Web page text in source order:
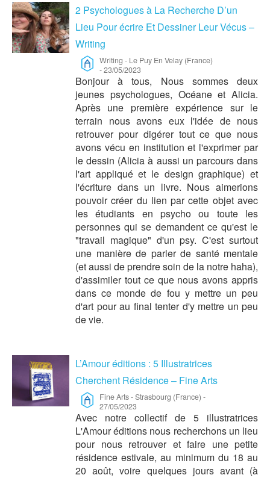
2 Psychologues à La Recherche D’un
Lieu Pour écrire Et Dessiner Leur Vécus –
Writing
Writing - Le Puy En Velay (France)
-23/05/2023
Bonjour à tous, Nous sommes deux
jeunes psychologues, Océane et Alicia.
Après une première expérience sur le
terrain nous avons eux l'idée de nous
retrouver pour digérer tout ce que nous
avons vécu en institution et l'exprimer par
le dessin (Alicia à aussi un parcours dans
l'art appliqué et le design graphique) et
l'écriture dans un livre. Nous aimerions
pouvoir créer du lien par cette objet avec
les étudiants en psycho ou toute les
personnes qui se demandent ce qu'est le
"travail magique" d'un psy. C'est surtout
une manière de parler de santé mentale
(et aussi de prendre soin de la notre haha),
d'assimiler tout ce que nous avons appris
dans ce monde de fou y mettre un peu
d'art pour au final tenter d'y mettre un peu
de vie.
L’Amour éditions : 5 Illustratrices
Cherchent Résidence – Fine Arts
Fine Arts-Strasbourg (France) -
27/05/2023
Avec notre collectif de 5 illustratrices
L'Amour éditions nous recherchons un lieu
pour nous retrouver et faire une petite
résidence estivale, au minimum du 18 au
20 août, voire quelques jours avant (à